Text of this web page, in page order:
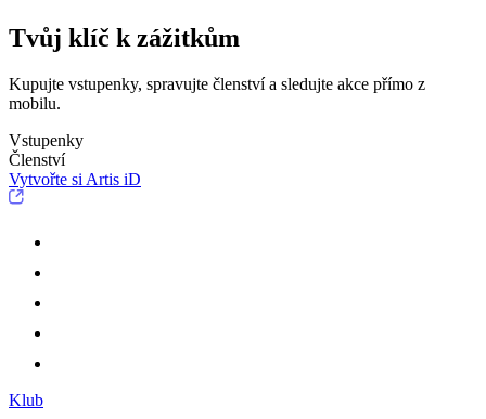
Tvůj klíč k zážitkům
Kupujte vstupenky, spravujte členství a sledujte akce přímo z
mobilu.
Vstupenky
Členství
Vytvořte si Artis iD
Klub